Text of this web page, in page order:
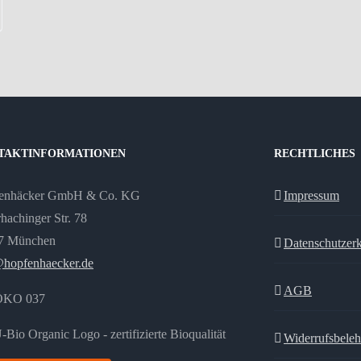
GmbH & Co. KG
Str. 78
München
037
RECHTLICHES
Impressum
AGB